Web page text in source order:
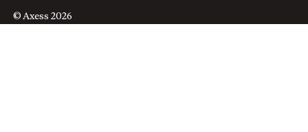
© Axess 2026